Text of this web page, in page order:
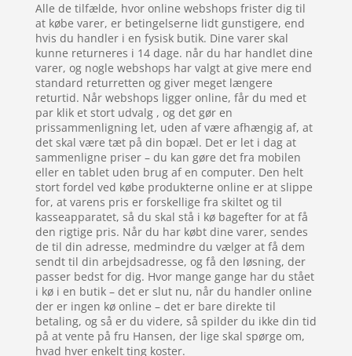
Alle de tilfælde, hvor online webshops frister dig til
at købe varer, er betingelserne lidt gunstigere, end
hvis du handler i en fysisk butik. Dine varer skal
kunne returneres i 14 dage. når du har handlet dine
varer, og nogle webshops har valgt at give mere end
standard returretten og giver meget længere
returtid. Når webshops ligger online, får du med et
par klik et stort udvalg , og det gør en
prissammenligning let, uden af være afhængig af, at
det skal være tæt på din bopæl. Det er let i dag at
sammenligne priser – du kan gøre det fra mobilen
eller en tablet uden brug af en computer. Den helt
stort fordel ved købe produkterne online er at slippe
for, at varens pris er forskellige fra skiltet og til
kasseapparatet, så du skal stå i kø bagefter for at få
den rigtige pris. Når du har købt dine varer, sendes
de til din adresse, medmindre du vælger at få dem
sendt til din arbejdsadresse, og få den løsning, der
passer bedst for dig. Hvor mange gange har du stået
i kø i en butik – det er slut nu, når du handler online
der er ingen kø online – det er bare direkte til
betaling, og så er du videre, så spilder du ikke din tid
på at vente på fru Hansen, der lige skal spørge om,
hvad hver enkelt ting koster.